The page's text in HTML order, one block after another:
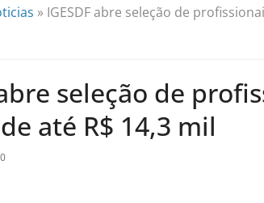
» IGESDF abre seleção de
seleção de
até R$ 14,3 mil